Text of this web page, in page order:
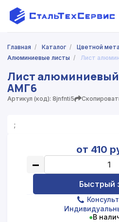
Главная / Каталог / Цветной
Алюминиевые листы / Лист
Лист
АМГ6
Артикул (код): 8jnfnti5
;
от 410
−
Быстрый
●В